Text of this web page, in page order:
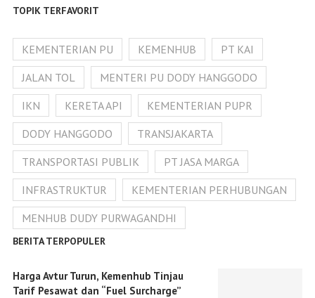
TOPIK TERFAVORIT
KEMENTERIAN PU KEMENHUB
PT KAI
JALAN TOL
MENTERI PU DODY HANGGODO
IKN
KERETA API
KEMENTERIAN PUPR
DODY HANGGODO
TRANSJAKARTA
TRANSPORTASI PUBLIK
PT JASA MARGA
INFRASTRUKTUR
KEMENTERIAN PERHUBUNGAN
MENHUB DUDY PURWAGANDHI
BERITA TERPOPULER
Harga Avtur Turun, Kemenhub Tinjau
Tarif Pesawat dan “Fuel Surcharge”